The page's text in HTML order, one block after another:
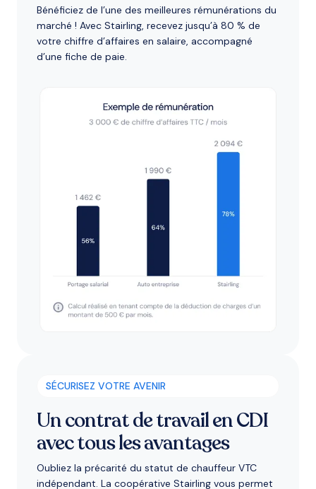
Bénéficiez de l’une des meilleures rémunérations du
marché ! Avec Stairling, recevez jusqu’à 80 % de
votre chiffre d’affaires en salaire, accompagné
d’une fiche de paie.
SÉCURISEZ VOTRE AVENIR
Un contrat de travail en CDI
avec tous les avantages
Oubliez la précarité du statut de chauffeur VTC
indépendant. La coopérative Stairling vous permet